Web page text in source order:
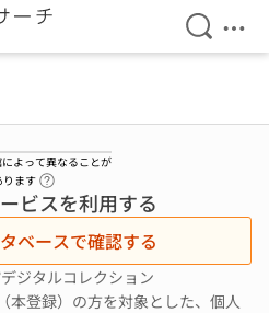
検索を
メ
よって異なることが
ります
ビスを利用する
ベースで確認する
ジタルコレクション
本登録）の方を対象とした、個人